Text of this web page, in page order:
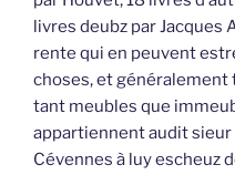
livres deubz par Jacques
rente qui en peuvent
choses, et généralement
tant meubles que
appartiennent audit sieur
Cévennes à luy escheuz